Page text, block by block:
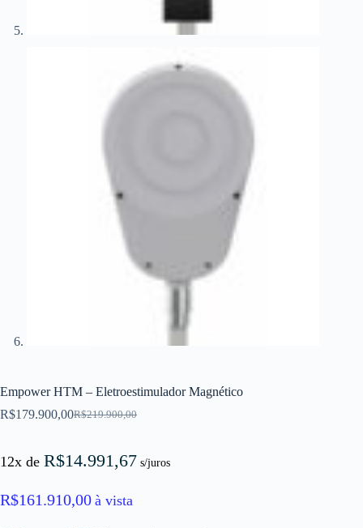
Empower HTM – Eletroestimulador Magnético
R$219.900,00
O
era:
R$179.900,00O
é:
12x de R$14.991,67 s/juros
R$161.910,00 à vista